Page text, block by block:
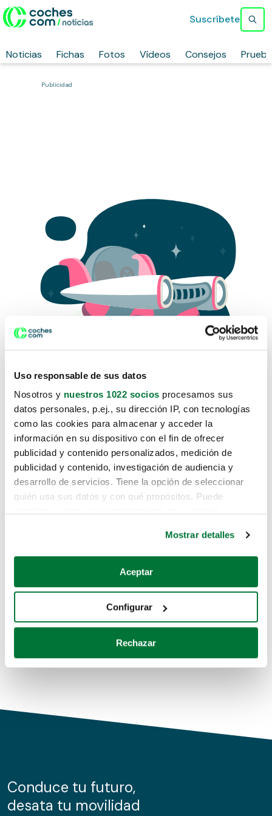
Uso responsable de sus datos
Nosotros y nuestros 1022 socios procesamos sus
datos personales, p.ej., su dirección IP, con tecnologías
como las cookies para almacenar y acceder la
información en su dispositivo con el fin de ofrecer
publicidad y contenido personalizados, medición de
publicidad y contenido, investigación de audiencia y
desarrollo de servicios. Tiene la opción de seleccionar
quién usa sus datos y con qué propósitos. Puede
Si lo permite, también quisiéramos:
Recopilar información sobre su ubicación geográfica
Identificar su dispositivo analizándolo activamente
para buscar características específicas (huellas
Obtenga más información sobre cómo se procesan sus
de cookies.
información sobre el uso que haga del sitio web con
nuestros partners de redes sociales, publicidad y análisis
Mostrar detalles
Aceptar
Configurar
Rechazar
Noticias Fichas Fotos Vídeos Consejos
Suscríbete
Publicidad
Lo sentimos, no sabemos como
te hemos traido hasta aquí.
Pero puedes encontrar el coche que estás
buscando en alguno de estos enlaces:
Coches de segunda mano
Coches de km0
Conduce tu futuro,
desata tu movilidad